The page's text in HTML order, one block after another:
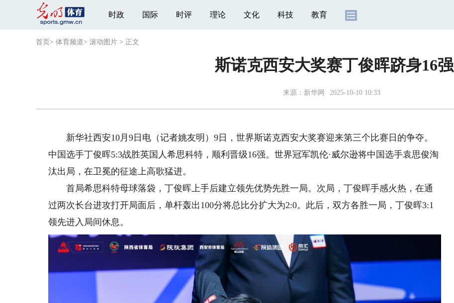
时政 国际 时评 理论 文化 科技 教育
首页 > 体育频道> 滚动图片 > 正文
斯诺克西安大奖赛丁俊晖跻身16强
来源： 新华网 2025-10-10 10:33
新华社西安10月9日电（记者姚友明）9日，世界斯诺克西安大奖赛迎来第三个比赛日的争夺。
中国选手丁俊晖5:3战胜英国人希思科特，顺利晋级16强。世界冠军凯伦·威尔逊将中国选手袁思俊淘
汰出局，在卫冕的征途上高歌猛进。
首局希思科特母球落袋，丁俊晖上手后建立领先优势先胜一局。次局，丁俊晖手感火热，在通
过两次长台进攻打开局面后，单杆轰出100分将总比分扩大为2:0。此后，双方各胜一局，丁俊晖3:1
领先进入局间休息。